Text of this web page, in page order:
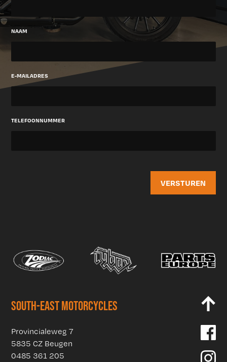
NAAM
E-MAILADRES
TELEFOONNUMMER
SOUTH-EAST MOTORCYCLES
Provincialeweg 7
5835 CZ Beugen
0485 361 205